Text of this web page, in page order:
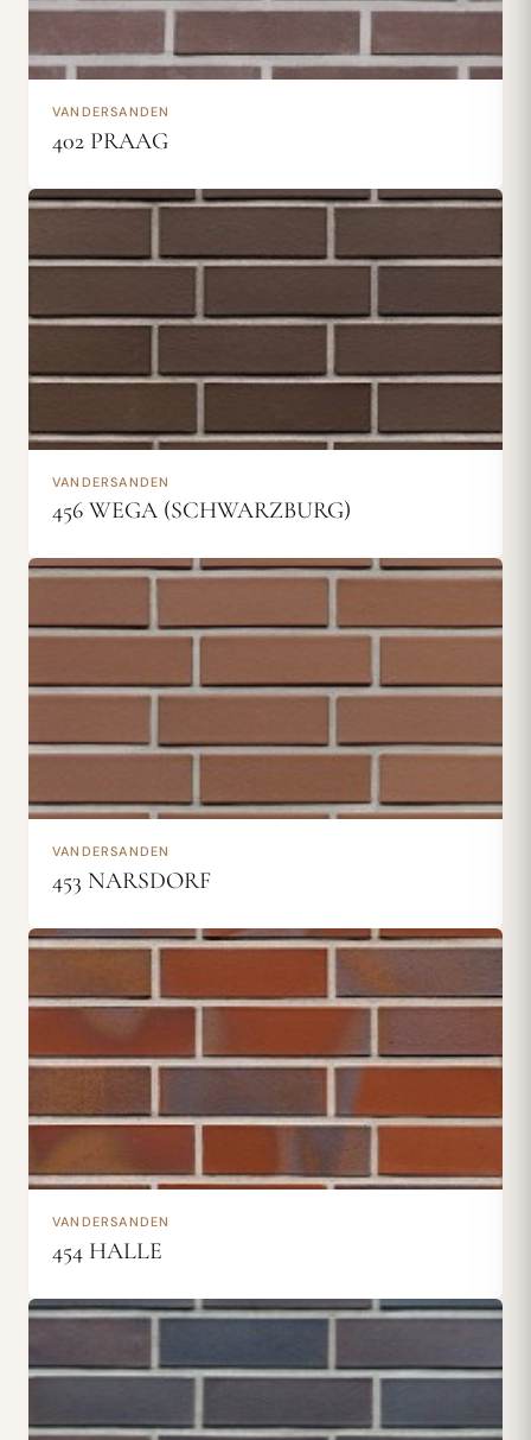
VANDERSANDEN
402 PRAAG
VANDERSANDEN
456 WEGA (SCHWARZBURG)
VANDERSANDEN
453 NARSDORF
VANDERSANDEN
454 HALLE